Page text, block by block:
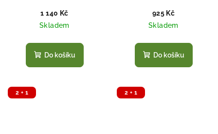
1 140 Kč
Skladem
Do košíku
925 Kč
Skladem
Do košíku
2 + 1 2 + 1